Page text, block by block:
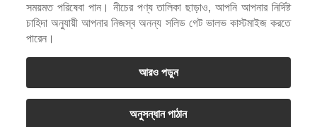
সময়মত পরিষেবা পান। নীচের পণ্য তালিকা ছাড়াও, আপনি আপনার নির্দিষ্ট
চাহিদা অনুযায়ী আপনার নিজস্ব অনন্য সলিড গেট ভালভ কাস্টমাইজ করতে
পারেন।
আরও পড়ুন
অনুসন্ধান পাঠান